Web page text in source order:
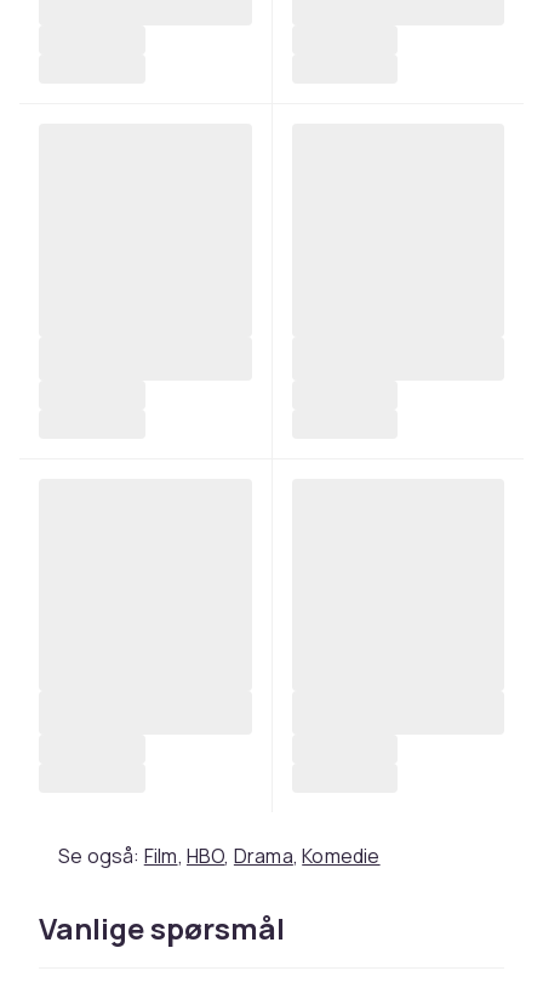
Se også: Film, HBO, Drama,Komedie
Vanlige spørsmål